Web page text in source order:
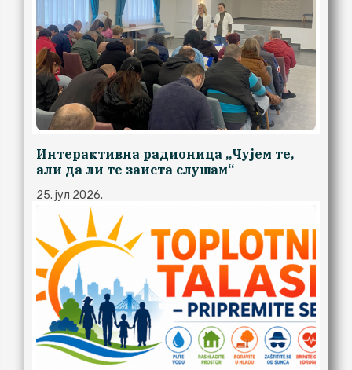
Интерактивна радионица ,,Чујем те,
али да ли те заиста слушам“
25. јул 2026.